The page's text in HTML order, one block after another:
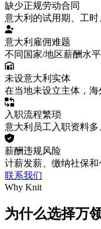
缺少正规劳动合同
意大利的试用期、工
意大利雇佣难题
不同国家/地区薪酬水
未设意大利实体
在当地未设立主体，
入职流程繁琐
意大利员工入职资料
薪酬违规风险
计薪发薪、缴纳社保
联系我们
Why Knit
为什么选择万